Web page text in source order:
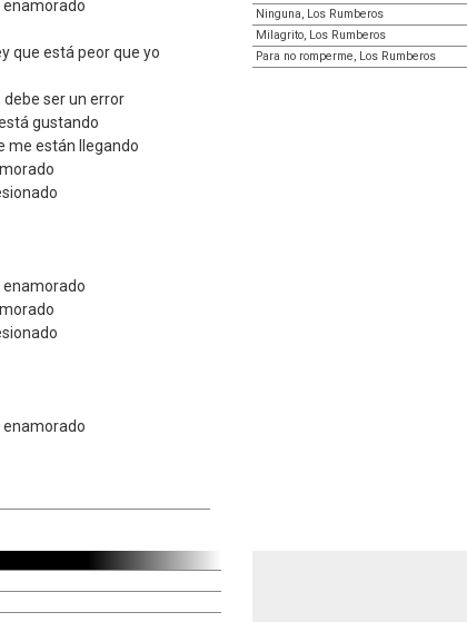
enamorado
que está peor que yo
debe ser un error
gustando
me están llegando
enamorado
enamorado
Ninguna, Los Rumberos
Milagrito, Los Rumberos
Para no romperme, Los Rumberos